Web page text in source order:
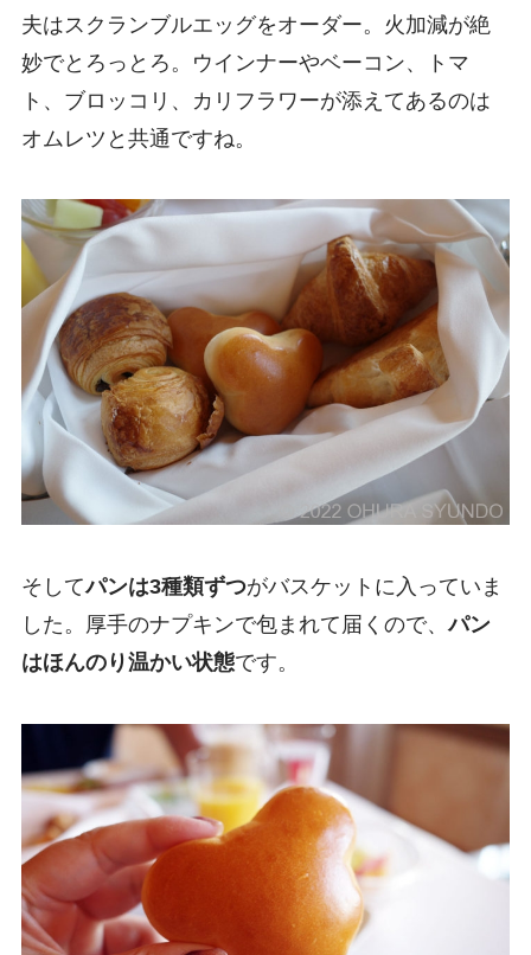
夫はスクランブルエッグをオーダー。火加減が絶
妙でとろっとろ。ウインナーやベーコン、トマ
ト、ブロッコリ、カリフラワーが添えてあるのは
オムレツと共通ですね。
そしてパンは3種類ずつがバスケットに入っていま
した。厚手のナプキンで包まれて届くので、パン
はほんのり温かい状態です。